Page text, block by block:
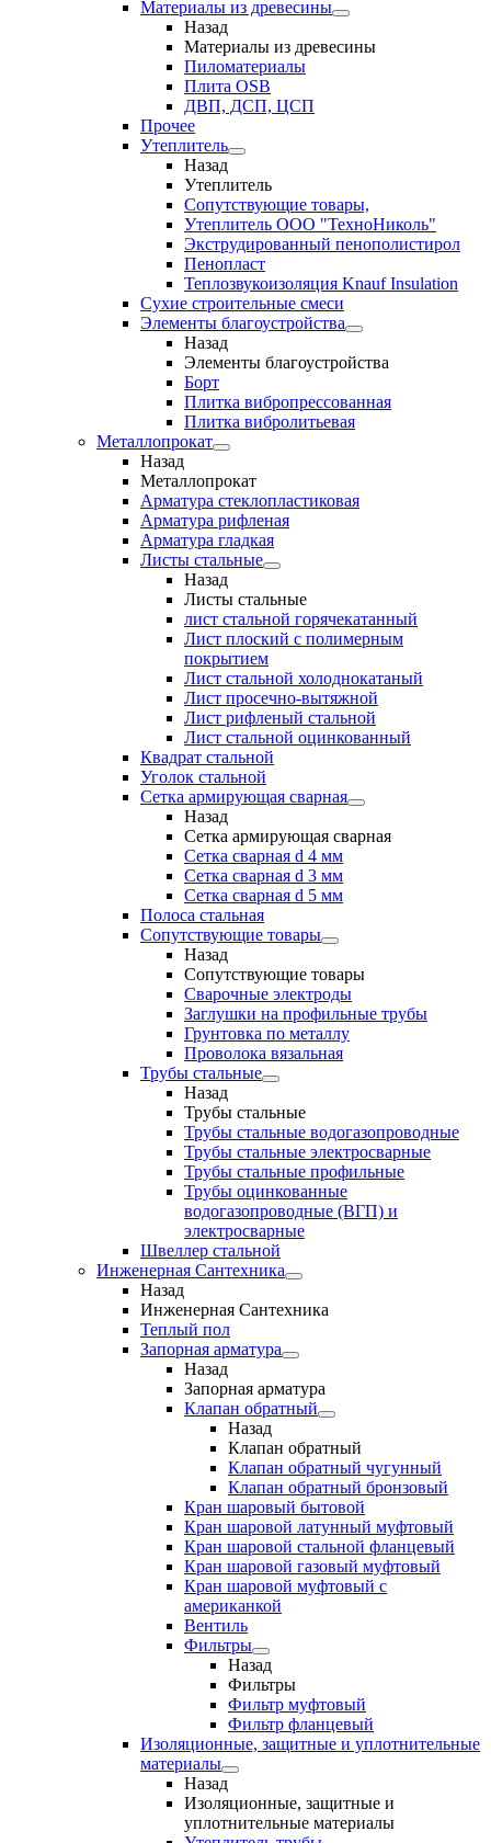
Материалы из древесины
Назад
Материалы из древесины
Пиломатериалы
Плита OSB
ДВП, ДСП, ЦСП
Прочее
Утеплитель
Назад
Утеплитель
Сопутствующие товары,
Утеплитель ООО "ТехноНиколь"
Экструдированный пенополистирол
Пенопласт
Теплозвукоизоляция Knauf Insulation
Сухие строительные смеси
Элементы благоустройства
Назад
Элементы благоустройства
Борт
Плитка вибропрессованная
Плитка вибролитьевая
Металлопрокат
Назад
Металлопрокат
Арматура стеклопластиковая
Арматура рифленая
Арматура гладкая
Листы стальные
Назад
Листы стальные
лист стальной горячекатанный
Лист плоский с полимерным
покрытием
Лист стальной холоднокатаный
Лист просечно-вытяжной
Лист рифленый стальной
Лист стальной оцинкованный
Квадрат стальной
Уголок стальной
Сетка армирующая сварная
Назад
Сетка армирующая сварная
Сетка сварная d 4 мм
Сетка сварная d 3 мм
Сетка сварная d 5 мм
Полоса стальная
Сопутствующие товары
Назад
Сопутствующие товары
Сварочные электроды
Заглушки на профильные трубы
Грунтовка по металлу
Проволока вязальная
Трубы стальные
Назад
Трубы стальные
Трубы стальные водогазопроводные
Трубы стальные электросварные
Трубы стальные профильные
Трубы оцинкованные
водогазопроводные (ВГП) и
электросварные
Швеллер стальной
Инженерная Сантехника
Назад
Инженерная Сантехника
Теплый пол
Запорная арматура
Назад
Запорная арматура
Клапан обратный
Назад
Клапан обратный
Клапан обратный чугунный
Клапан обратный бронзовый
Кран шаровый бытовой
Кран шаровой латунный муфтовый
Кран шаровой стальной фланцевый
Кран шаровой газовый муфтовый
Кран шаровой муфтовый с
американкой
Вентиль
Фильтры
Назад
Фильтры
Фильтр муфтовый
Фильтр фланцевый
Изоляционные, защитные и уплотнительные
материалы
Назад
Изоляционные, защитные и
уплотнительные материалы